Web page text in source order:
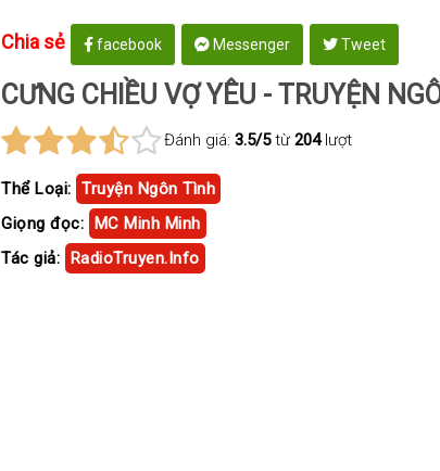
Chia sẻ facebook Messenger Tweet
CƯNG CHIỀU VỢ YÊU - TRUYỆN
Đánh giá: 3.5/5từ 204lượt
Thể Loại: Truyện Ngôn Tình
Giọng đọc: MC Minh Minh
Tác giả: RadioTruyen.Info